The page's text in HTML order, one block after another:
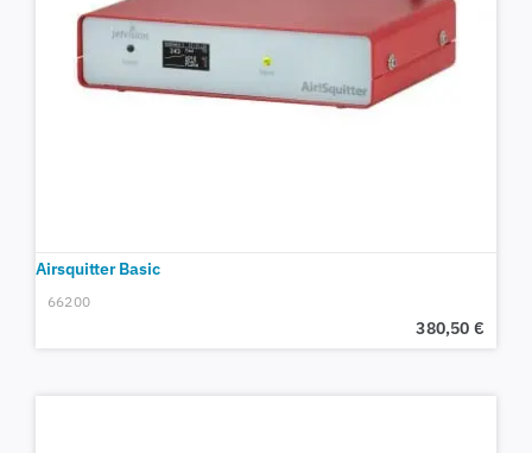
Airsquitter Basic
66200
380,50 €